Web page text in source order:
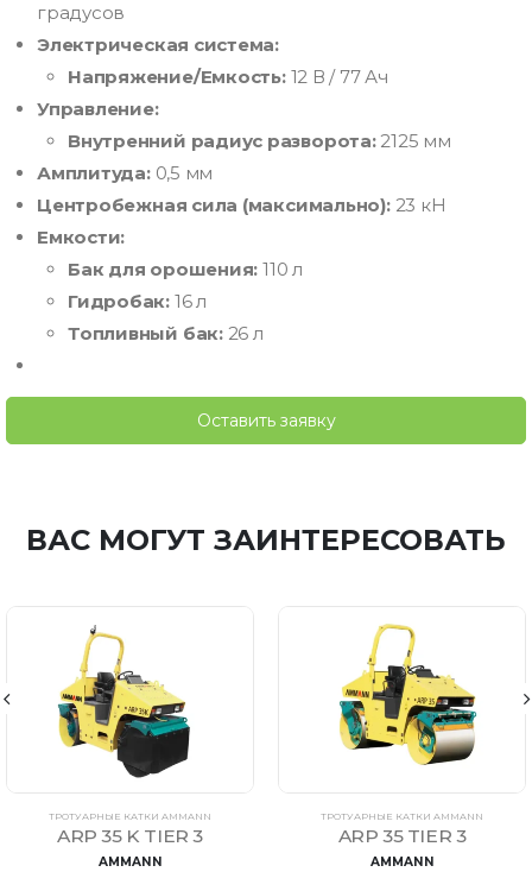
градусов
Электрическая система:
Напряжение/Емкость:12 В / 77 Ач
Управление:
Внутренний радиус разворота:2125 мм
Амплитуда:0,5 мм
Центробежная сила (максимально):23 кН
Емкости:
Бак для орошения: 110 л
Гидробак:16 л
Топливный бак:26 л
Оставить заявку
ВАС МОГУТ ЗАИНТЕРЕСОВАТЬ
ТРОТУАРНЫЕ КАТКИ AMMANN
ARP 35 K TIER 3
AMMANN
ТРОТУАРНЫЕ КАТКИ AMMANN
ARP 35 TIER 3
AMMANN